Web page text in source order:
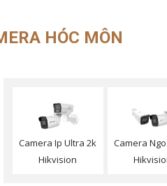
HÓC MÔN
Camera Ip Ultra 2k
Hikvision
Camera